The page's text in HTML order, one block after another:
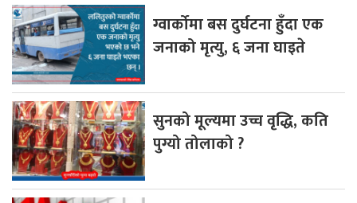
ग्वार्कोमा बस दुर्घटना हुँदा एक
जनाको मृत्यु, ६ जना घाइते
सुनको मूल्यमा उच्च वृद्धि, कति
पुग्यो तोलाको ?